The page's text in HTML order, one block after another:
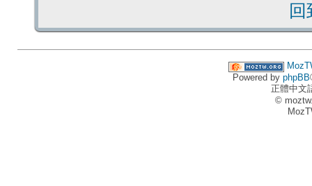
Powered by phpBB
正體中文
©